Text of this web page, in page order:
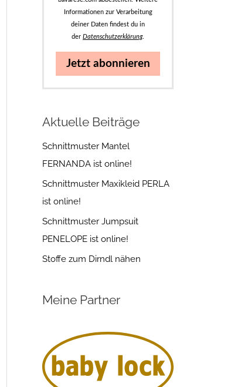
Informationen zur Verarbeitung
deiner Daten findest du in
der Datenschutzerklärung.
Jetzt abonnieren
Aktuelle Beiträge
Schnittmuster Mantel
FERNANDA ist online!
Schnittmuster Maxikleid PERLA
ist online!
Schnittmuster Jumpsuit
PENELOPE ist online!
Stoffe zum Dirndl nähen
Meine Partner